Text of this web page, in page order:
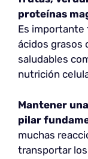
proteínas
Es importante
ácidos grasos
saludables
nutrición
Mantener
pilar
muchas
transportar